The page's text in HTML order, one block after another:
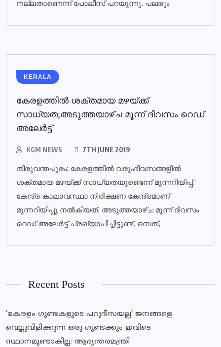
ന​ല്ല​താ​ണെ​ന്ന് പോ​ലീ​സ് പ​റ​യു​ന്നു. പ​ല​രും
KERALA
കേരളത്തില്‍ ശക്തമായ മഴയ്ക്ക്
സാധ്യത;അടുത്തയാഴ്ച മൂന്ന് ദിവസം റെഡ്
അലേര്‍ട്ട്
KGM NEWS 7TH JUNE 2019
തിരുവന്തപുരം: കേരളത്തില്‍ വരുംദിവസങ്ങളില്‍
ശക്തമായ മഴയ്ക്ക് സാധ്യതയുണ്ടെന്ന് മുന്നറിയിപ്പ്.
കേന്ദ്ര കാലാവസ്ഥാ നിരീക്ഷണ കേന്ദ്രമാണ്
മുന്നറിയിപ്പു നല്‍കിയത്. അടുത്തയാഴ്ച മൂന്ന് ദിവസം
റെഡ് അലേര്‍ട്ട് പ്രഖ്യാപിച്ചിട്ടുണ്ട്. ഒമ്പത്,
Recent Posts
‘കേരളം ഗുണ്ടകളുടെ പറുദീസയല്ല’ ജനങ്ങളെ
വെല്ലുവിളിക്കുന്ന ഒരു ഗുണ്ടക്കും ഇവിടെ
സ്ഥാനമുണ്ടാകില്ല: ആഭ്യന്തരമന്ത്രി